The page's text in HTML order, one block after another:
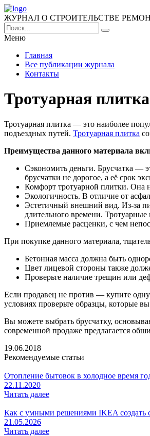
ЖУРНАЛ О СТРОИТЕЛЬСТВЕ
Меню
Главная
Все публикации журнала
Контакты
Тротуарная плитка
Тротуарная плитка — это наиболее
подъездных путей. Тротуарная плитка
Преимущества данного материала
Сэкономить деньги. Брусчатка —
брусчатки не дорогое, а её срок
Комфорт тротуарной плитки. Она
Экологичность. В отличие от
Эстетичный внешний вид. Из-за
длительного времени.
Приемлемые расценки, с чем
При покупке данного материала,
Бетонная масса должна быть
Цвет лицевой стороны также
Проверьте наличие трещин или
Если продавец не против — купите
условиях проверьте образцы, которые
Вы можете выбрать брусчатку,
современной продаже предлагается
19.06.2018
Рекомендуемые статьи
Отопление бытовок в холодное время
22.11.2020
Читать далее
Как с умными решениями IKEA создать
21.05.2026
Читать далее